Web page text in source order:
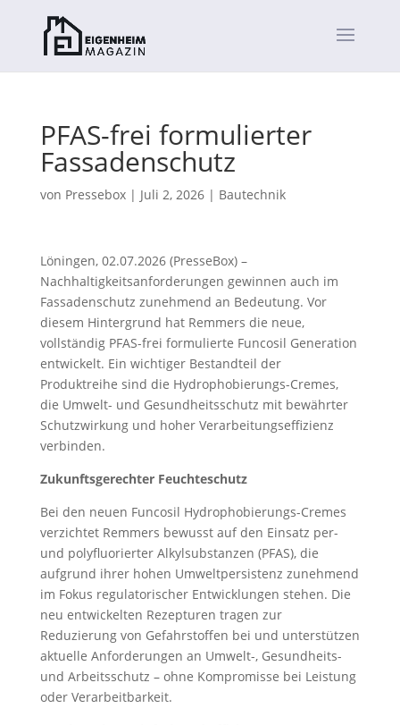
PFAS-frei formulierter
Fassadenschutz
von Pressebox| Juli 2, 2026| Bautechnik
Löningen, 02.07.2026 (PresseBox) –
Nachhaltigkeitsanforderungen gewinnen auch im
Fassadenschutz zunehmend an Bedeutung. Vor
diesem Hintergrund hat Remmers die neue,
vollständig PFAS-frei formulierte Funcosil Generation
entwickelt. Ein wichtiger Bestandteil der
Produktreihe sind die Hydrophobierungs-Cremes,
die Umwelt- und Gesundheitsschutz mit bewährter
Schutzwirkung und hoher Verarbeitungseffizienz
verbinden.
Zukunftsgerechter Feuchteschutz
Bei den neuen Funcosil Hydrophobierungs-Cremes
verzichtet Remmers bewusst auf den Einsatz per-
und polyfluorierter Alkylsubstanzen (PFAS), die
aufgrund ihrer hohen Umweltpersistenz zunehmend
im Fokus regulatorischer Entwicklungen stehen. Die
neu entwickelten Rezepturen tragen zur
Reduzierung von Gefahrstoffen bei und unterstützen
aktuelle Anforderungen an Umwelt-, Gesundheits-
und Arbeitsschutz – ohne Kompromisse bei Leistung
oder Verarbeitbarkeit.